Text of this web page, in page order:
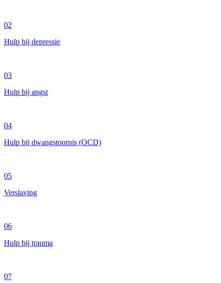
02
Hulp bij depressie
03
Hulp bij angst
04
Hulp bij dwangstoornis (OCD)
05
Verslaving
06
Hulp bij trauma
07